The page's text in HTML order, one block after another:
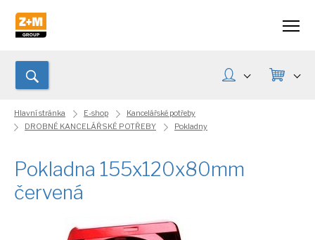
Hlavní stránka E-shop
Kancelářské potřeby
DROBNÉ KANCELÁŘSKÉ POTŘEBY
Pokladny
Pokladna 155x120x80mm
červená